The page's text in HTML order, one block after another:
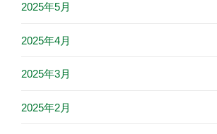
2025年5月
2025年4月
2025年3月
2025年2月